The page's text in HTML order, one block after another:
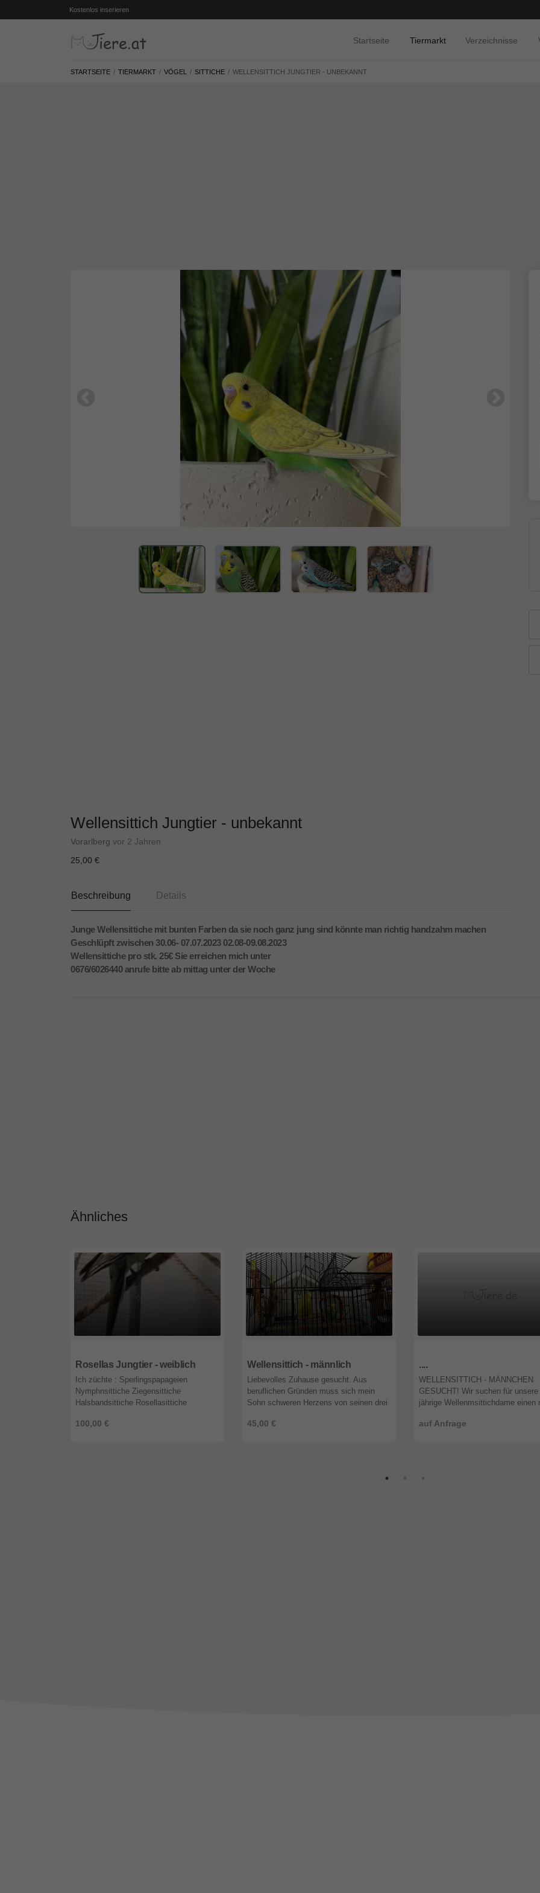
Kostenlos inserieren
Startseite Tiermarkt Verzeichnisse
STARTSEITE TIERMARKT VÖGEL SITTICHE WELLENSITTICH JUNGTIER - UNBEKANNT
Wellensittich Jungtier - unbekannt
Vorarlberg vor 2 Jahren
25,00 €
Beschreibung Details
Junge Wellensittiche mit bunten Farben da sie noch ganz jung sind könnte man richtig handzahm machen
Geschlüpft zwischen 30.06- 07.07.2023 02.08-09.08.2023
Wellensittiche pro stk. 25€ Sie erreichen mich unter
0676/6026440 anrufe bitte ab mittag unter der Woche
Ähnliches
Rosellas Jungtier - weiblich
100,00 €
Ich züchte : Sperlingspapageien
Nymphnsittiche Ziegensittiche
Halsbandsittiche Rosellasittiche
(verschiedene Farben) Halsbandsittich
Wellensittich - männlich
45,00 €
Liebevolles Zuhause gesucht. Aus
beruflichen Gründen muss sich mein
Sohn schweren Herzens von seinen drei
daher ein neues, verantwortungsvolles
....
auf Anfrage
WELLENSITTICH - MÄNNCHEN
GESUCHT! Wir suchen für unsere
jährige Wellenmsittichdame einen